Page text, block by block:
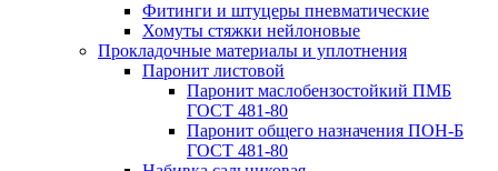
Фитинги и штуцеры пневматические
Хомуты стяжки нейлоновые
Прокладочные материалы и уплотнения
Паронит листовой
Паронит маслобензостойкий ПМБ
ГОСТ 481-80
Паронит общего назначения ПОН-Б
ГОСТ 481-80